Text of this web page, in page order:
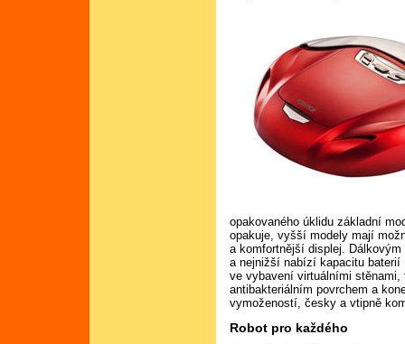
opakovaného úklidu základní
opakuje, vyšší modely mají
a komfortnější displej.
a nejnižší nabízí kapacitu
ve vybavení virtuálními
antibakteriálním povrchem a
vymožeností, česky a vtipně
Robot pro každého